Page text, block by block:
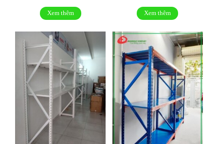
Xem thêm Xem thêm